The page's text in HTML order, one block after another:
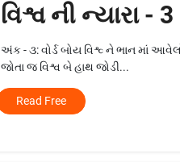
વિશ્વ ની ન્યારા - 3
અંક - ૩: વોર્ડ બોય વિશ્વ્ ને ભાન માં
જોતા જ વિશ્વ બે હાથ જોડી...
Read Free